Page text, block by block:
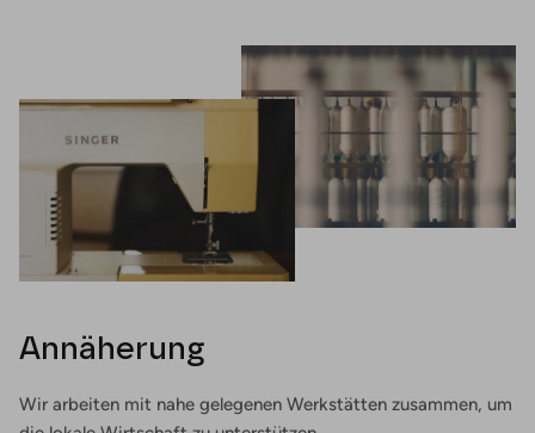
Annäherung
Wir arbeiten mit nahe gelegenen Werkstätten zusammen, um